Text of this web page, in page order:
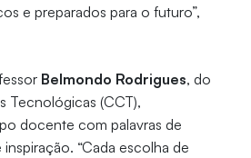
e preparados para o futuro”,
Belmondo Rodrigues, do
Tecnológicas (CCT),
docente com palavras de
“Cada escolha de